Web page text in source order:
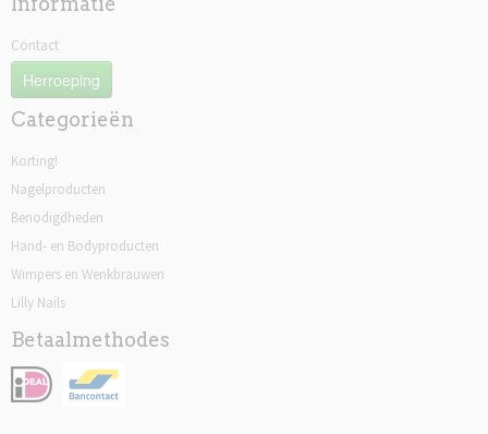
Contact
Herroeping
Categorieën
Korting!
Nagelproducten
Benodigdheden
Hand- en Bodyproducten
Wimpers en Wenkbrauwen
Lilly Nails
Betaalmethodes